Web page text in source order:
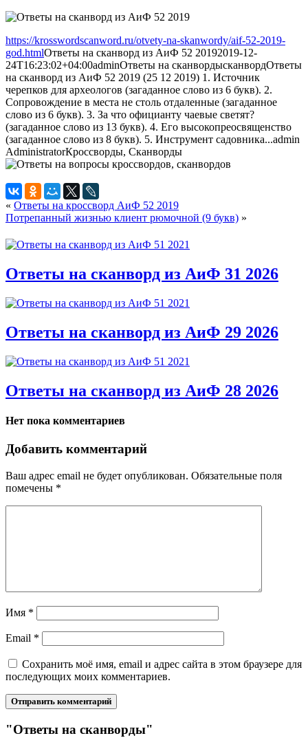
https://krosswordscanword.ru/otvety-na-skanwordy/aif-52-2019-
god.htmlОтветы на сканворд из АиФ 52 20192019-12-
24T16:23:02+04:00adminОтветы на сканвордысканвордОтветы
на сканворд из АиФ 52 2019 (25 12 2019) 1. Источник
черепков для археологов (загаданное слово из 6 букв). 2.
Сопровождение в места не столь отдаленные (загаданное
слово из 6 букв). 3. За что официанту чаевые светят?
(загаданное слово из 13 букв). 4. Его высокопреосвященство
(загаданное слово из 8 букв). 5. Инструмент садовника...admin
AdministratorКроссворды, Сканворды
« Ответы на кроссворд АиФ 52 2019
Потрепанный жизнью клиент рюмочной (9 букв) »
Ответы на сканворд из АиФ 31 2026
Ответы на сканворд из АиФ 29 2026
Ответы на сканворд из АиФ 28 2026
Нет пока комментариев
Добавить комментарий
Ваш адрес email не будет опубликован. Обязательные поля
помечены *
Имя *
Email *
Сохранить моё имя, email и адрес сайта в этом браузере для
последующих моих комментариев.
"Ответы на сканворды"